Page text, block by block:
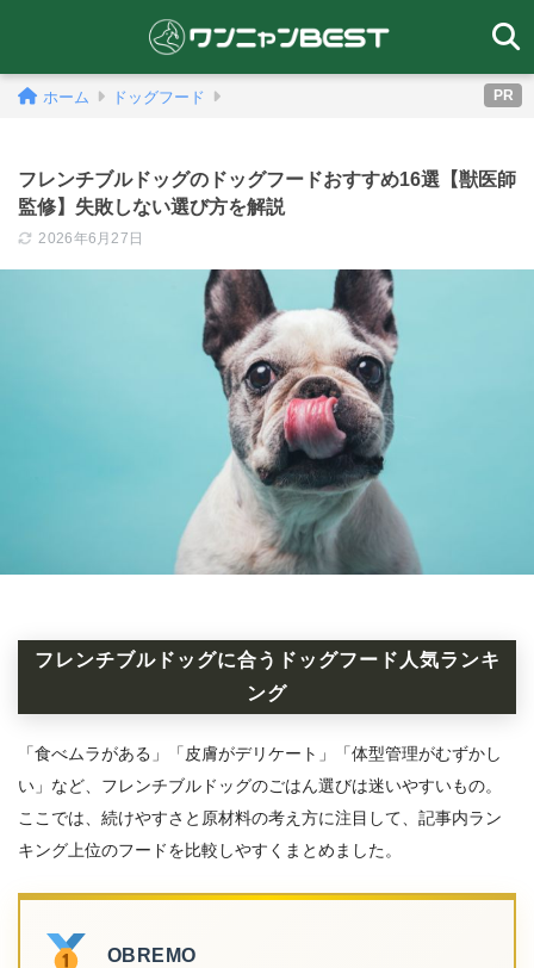
PR
ホーム ドッグフード
フレンチブルドッグのドッグフードおすすめ16選【獣医師
監修】失敗しない選び方を解説
2026年6月27日
フレンチブルドッグに合うドッグフード人気ランキ
ング
「食べムラがある」「皮膚がデリケート」「体型管理がむずかし
い」など、フレンチブルドッグのごはん選びは迷いやすいもの。
ここでは、続けやすさと原材料の考え方に注目して、記事内ラン
キング上位のフードを比較しやすくまとめました。
OBREMO